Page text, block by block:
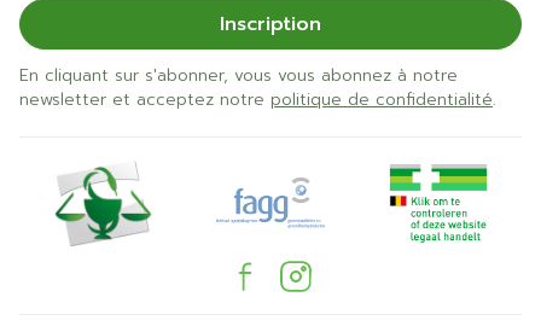
Inscription
En cliquant sur s'abonner, vous vous abonnez à notre
newsletter et acceptez notre politique de confidentialité.